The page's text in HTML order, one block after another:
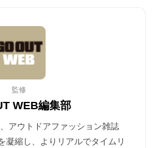
監修
WEB編集部
アウトドアファッション雑誌
凝縮し、よりリアルでタイムリ